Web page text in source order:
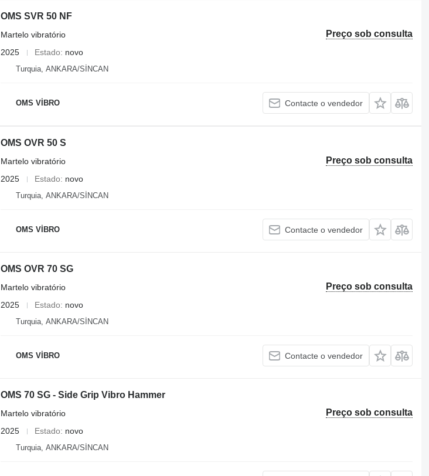
OMS SVR 50 NF
Preço sob consulta
Martelo vibratório
2025
Estado novo
Turquia, ANKARA/SİNCAN
OMS VİBRO Contacte o vendedor
OMS OVR 50 S
Preço sob consulta
Martelo vibratório
2025
Estado novo
Turquia, ANKARA/SİNCAN
OMS VİBRO Contacte o vendedor
OMS OVR 70 SG
Preço sob consulta
Martelo vibratório
2025
Estado novo
Turquia, ANKARA/SİNCAN
OMS VİBRO Contacte o vendedor
OMS 70 SG - Side Grip Vibro Hammer
Preço sob consulta
Martelo vibratório
2025
Estado novo
Turquia, ANKARA/SİNCAN